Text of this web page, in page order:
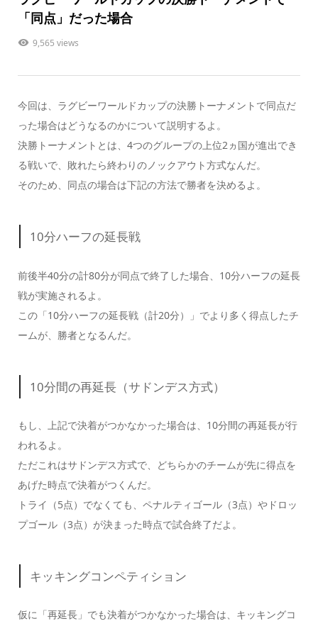
「同点」だった場合
9,565 views
今回は、ラグビーワールドカップの決勝トーナメントで同点だ
った場合はどうなるのかについて説明するよ。
決勝トーナメントとは、4つのグループの上位2ヵ国が進出でき
る戦いで、敗れたら終わりのノックアウト方式なんだ。
そのため、同点の場合は下記の方法で勝者を決めるよ。
10分ハーフの延長戦
前後半40分の計80分が同点で終了 した場合、 10分ハーフの延長
戦が実施されるよ。
この「10分ハーフの延長戦（計20分）」でより多く得点したチ
ームが、勝者となるんだ。
10分間の再延長（サドンデス方式）
もし、上記で決着がつかなかった場合は、 10分間の再延長が行
われるよ。
ただこれはサドンデス方式で、どちらかのチームが先に得点を
あげた時点で決着がつくんだ。
トライ（5点）でなくても、ペナルティゴール（3点）やドロッ
プゴール（3点）が決まった時点で試合終了だよ。
キッキングコンペティション
仮に「再延長」でも決着がつかなかった場合は、 キッキングコ